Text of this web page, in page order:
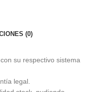
(0)
su respectivo sistema
legal.